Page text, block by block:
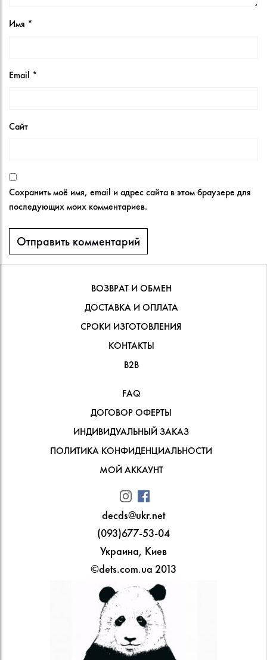
Имя *
Email *
Сайт
Сохранить моё имя, email и адрес сайта в этом браузере для
последующих моих комментариев.
ВОЗВРАТ И ОБМЕН
ДОСТАВКА И ОПЛАТА
СРОКИ ИЗГОТОВЛЕНИЯ
КОНТАКТЫ
В2В
FAQ
ДОГОВОР ОФЕРТЫ
ИНДИВИДУАЛЬНЫЙ ЗАКАЗ
ПОЛИТИКА КОНФИДЕНЦИАЛЬНОСТИ
МОЙ АККАУНТ
decds@ukr.net
(093)677-53-04
Украина, Киев
©dets.com.ua 2013